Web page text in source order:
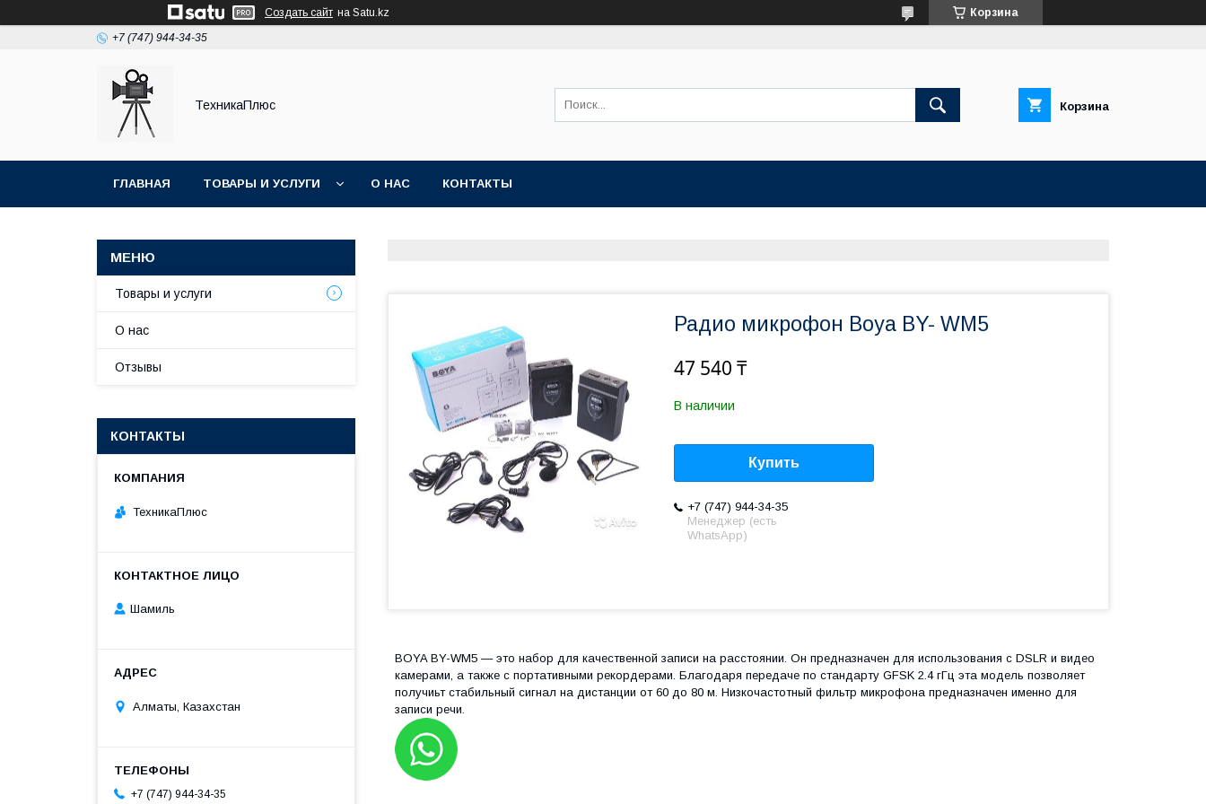
Создать сайт на Satu.kz Корзина
+7 (747) 944-34-35
ТехникаПлюс Корзина
ГЛАВНАЯ ТОВАРЫ И УСЛУГИ О НАС КОНТАКТЫ
Радио микрофон Boya BY- WM5
47 540 ₸
В наличии
Купить
+7 (747) 944-34-35
Менеджер (есть
WhatsApp)
BOYA BY-WM5 ― это набор для качественной записи на расстоянии. Он предназначен для использования с DSLR и видео
камерами, а также с портативными рекордерами. Благодаря передаче по стандарту GFSK 2.4 гГц эта модель позволяет
получиьт стабильный сигнал на дистанции от 60 до 80 м. Низкочастотный фильтр микрофона предназначен именно для
записи речи.
Товары и услуги
О нас
Отзывы
КОНТАКТЫ
ТехникаПлюс
Шамиль
Алматы, Казахстан
+7 (747) 944-34-35